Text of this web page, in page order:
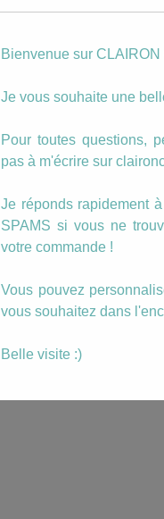
Boucles
Bienvenue sur CLAIRON
Je vous souhaite une
Pour toutes questions,
pas à m'écrire sur
Je réponds rapidement
SPAMS si vous ne
votre commande !
Vous pouvez
vous souhaitez dans
Belle visite :)